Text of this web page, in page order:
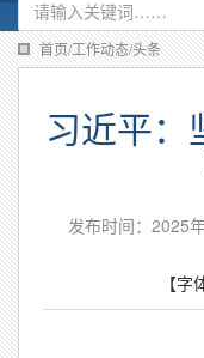
首页/工作动态/头条
习近平：
发布时间：2025
【字